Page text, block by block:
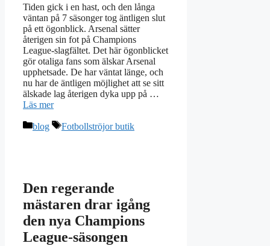
Tiden gick i en hast, och den långa
väntan på 7 säsonger tog äntligen slut
på ett ögonblick. Arsenal sätter
återigen sin fot på Champions
League-slagfältet. Det här ögonblicket
gör otaliga fans som älskar Arsenal
upphetsade. De har väntat länge, och
nu har de äntligen möjlighet att se sitt
älskade lag återigen dyka upp på …
Läs mer
Kategorier
blog Etiketter
Fotbollströjor butik
Den regerande
mästaren drar igång
den nya Champions
League-säsongen